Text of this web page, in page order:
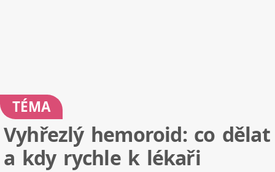
TÉMA
Vyhřezlý hemoroid: co dělat
a kdy rychle k lékaři